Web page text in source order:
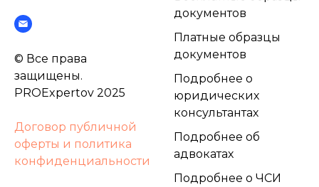
© Все права
защищены.
PROExpertov 2025
Договор публичной
оферты и политика
конфиденциальности
документов
Платные образцы
документов
Подробнее о
юридических
консультантах
Подробнее об
адвокатах
Подробнее о ЧСИ